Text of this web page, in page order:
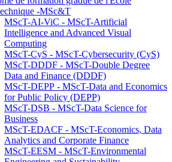
-MSc&T
MScT-AI-ViC - MScT-Artificial
Intelligence and Advanced Visual
Computing
MScT-CyS - MScT-Cybersecurity (CyS)
MScT-DDDF - MScT-Double Degree
Data and Finance (DDDF)
MScT-DEPP - MScT-Data and Economics
for Public Policy (DEPP)
MScT-DSB - MScT-Data Science for
Business
MScT-EDACF - MScT-Economics, Data
Analytics and Corporate Finance
MScT-EESM - MScT-Environmental